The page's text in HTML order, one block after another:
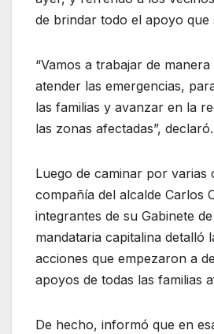
de brindar todo el apoyo que
“Vamos a trabajar de
atender las emergencias,
las familias y avanzar en la
las zonas afectadas”, declaró.
Luego de caminar por varias
compañía del alcalde Carlos
integrantes de su Gabinete
mandataria capitalina detalló
acciones que empezaron a
apoyos de todas las familias
De hecho, informó que en